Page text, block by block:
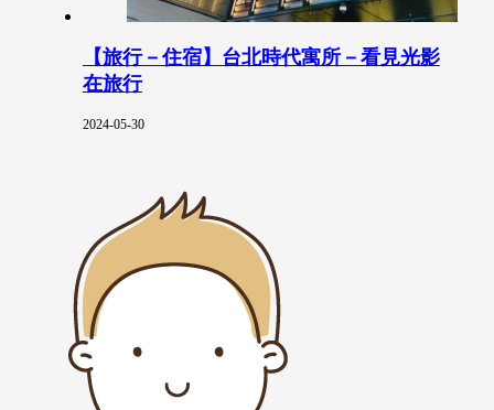
【旅行－住宿】台北時代寓所－看見光影
在旅行
2024-05-30